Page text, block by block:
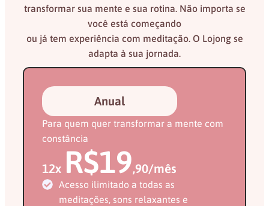
transformar sua mente e sua rotina. Não importa se
você está começando
ou já tem experiência com meditação. O Lojong se
adapta à sua jornada.
Anual
Para quem quer transformar a mente com
constância
12x R$19,90/mês
Acesso ilimitado a todas as
meditações, sons relaxantes e